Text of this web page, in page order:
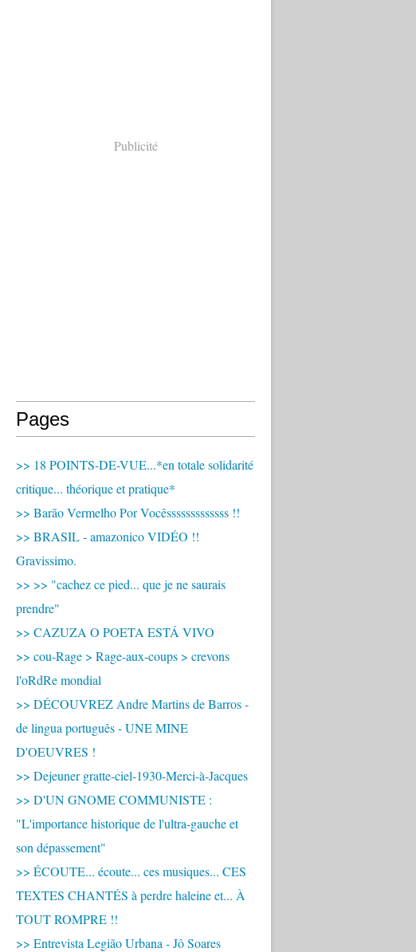
Publicité
Pages
>> 18 POINTS-DE-VUE...*en totale solidarité
critique... théorique et pratique*
>> Barão Vermelho Por Vocêsssssssssssss !!
>> BRASIL - amazonico VIDÉO !!
Gravissimo.
>> >> "cachez ce pied... que je ne saurais
prendre"
>> CAZUZA O POETA ESTÁ VIVO
>> cou-Rage > Rage-aux-coups > crevons
l'oRdRe mondial
>> DÉCOUVREZ Andre Martins de Barros -
de lingua português - UNE MINE
D'OEUVRES !
>> Dejeuner gratte-ciel-1930-Merci-à-Jacques
>> D'UN GNOME COMMUNISTE :
"L'importance historique de l'ultra-gauche et
son dépassement"
>> ÉCOUTE... écoute... ces musiques... CES
TEXTES CHANTÉS à perdre haleine et... À
TOUT ROMPRE !!
>> Entrevista Legião Urbana - Jô Soares